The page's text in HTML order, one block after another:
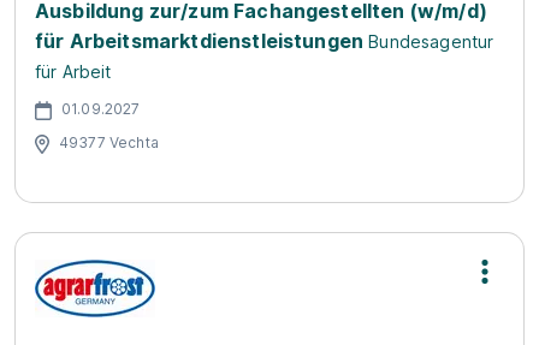
Ausbildung zur/zum Fachangestellten (w/m/d)
für Arbeitsmarktdienstleistungen Bundesagentur
für Arbeit
01.09.2027
49377 Vechta